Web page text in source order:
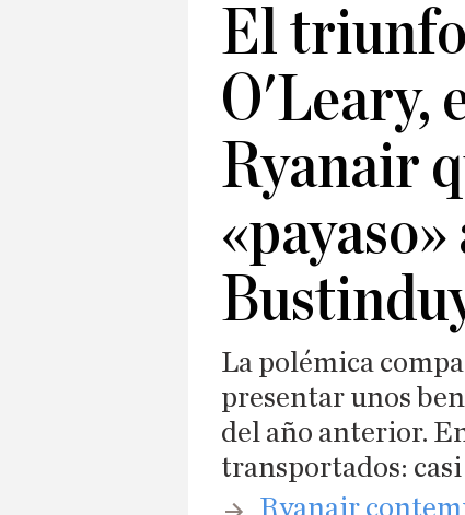
El
O'Leary,
Ryanair
La polémica
presentar unos
del año anterior.
transportados:
​Ryanair